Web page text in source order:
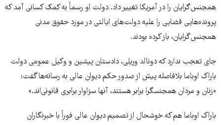
همجنس‌گرایان را در آمریکا تغییر داد. دولت او رسماً به کمک کسانی آمد که
پرونده‌هایی قضایی را علیه دولت‌های ایالتی در مورد حقوق مدنی
همجنس‌گرایان، باز کرده بودند.
جای تعجب ندارد که دونالد وریلی، دادستان پیشین و وکیل عمومی دولت
باراک اوباما بلافاصله پیش از صدور حکم دیوان عالی به رسانه‌ها گفت:
«زنان و مردان همجنسگرا برابر هستند، آنها سزاوار برابری قانونی‌اند.»
باراک اوباما هم که خوشحال از تصمیم دیوان عالی فوراً با خبرنگاران